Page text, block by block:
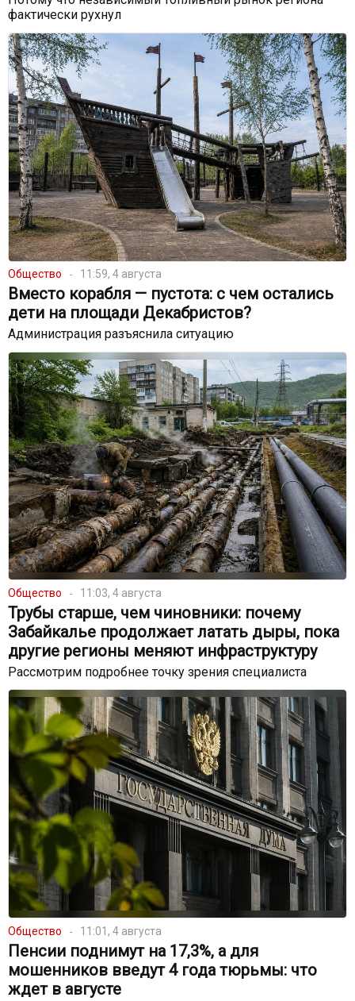
фактически рухнул
Общество 11:59, 4 августа
Вместо корабля — пустота: с чем остались
дети на площади Декабристов?
Администрация разъяснила ситуацию
Общество 11:03, 4 августа
Трубы старше, чем чиновники: почему
Забайкалье продолжает латать дыры, пока
другие регионы меняют инфраструктуру
Рассмотрим подробнее точку зрения специалиста
Общество 11:01, 4 августа
Пенсии поднимут на 17,3%, а для
мошенников введут 4 года тюрьмы: что
ждет в августе